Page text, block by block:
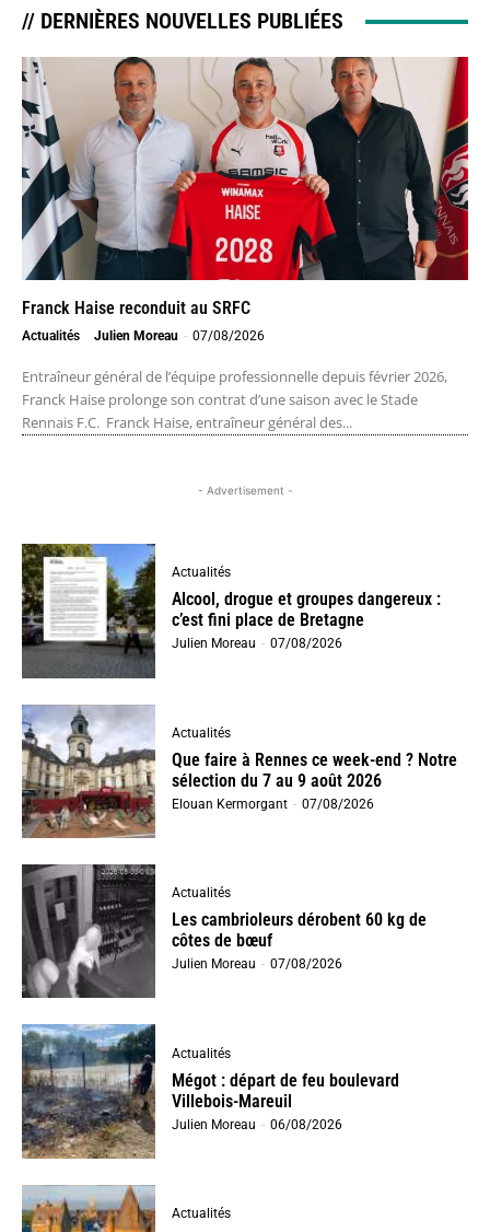
// DERNIÈRES NOUVELLES PUBLIÉES
Franck Haise reconduit au SRFC
Actualités Julien Moreau - 07/08/2026
Entraîneur général de l’équipe professionnelle depuis février 2026,
Franck Haise prolonge son contrat d’une saison avec le Stade
Rennais F.C. Franck Haise, entraîneur général des...
- Advertisement -
Actualités
Alcool, drogue et groupes dangereux :
c’est fini place de Bretagne
Julien Moreau - 07/08/2026
Actualités
Que faire à Rennes ce week-end ? Notre
sélection du 7 au 9 août 2026
Elouan Kermorgant - 07/08/2026
Actualités
Les cambrioleurs dérobent 60 kg de
côtes de bœuf
Julien Moreau - 07/08/2026
Actualités
Mégot : départ de feu boulevard
Villebois-Mareuil
Julien Moreau - 06/08/2026
Actualités